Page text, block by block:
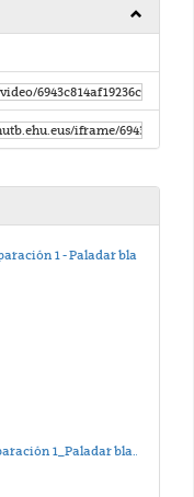
Práctica 02_Preparación 1_Paladar blando de conejo